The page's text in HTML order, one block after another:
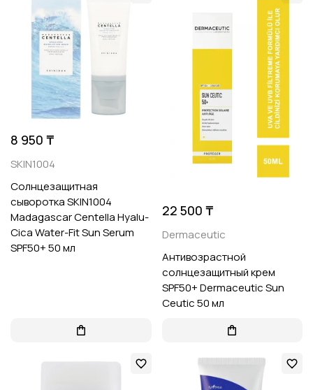
8 950 ₸
SKIN1004
Солнцезащитная
сыворотка SKIN1004
Madagascar Centella Hyalu-
Cica Water-Fit Sun Serum
SPF50+ 50 мл
22 500 ₸
Dermaceutic
Антивозрастной
солнцезащитный крем
SPF50+ Dermaceutic Sun
Ceutic 50 мл